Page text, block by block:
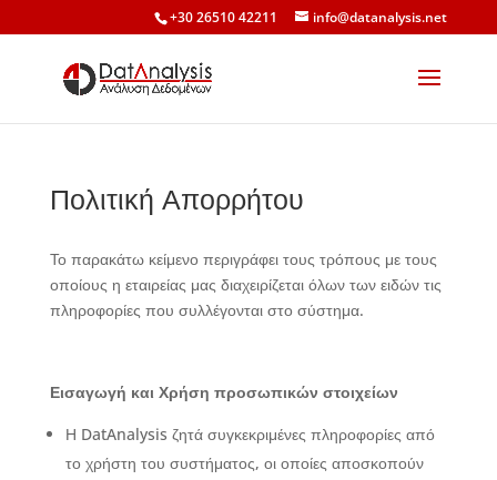
+30 26510 42211 info@datanalysis.net
Πολιτική Απορρήτου
Το παρακάτω κείμενο περιγράφει τους τρόπους με τους
οποίους η εταιρείας μας διαχειρίζεται όλων των ειδών τις
πληροφορίες που συλλέγονται στο σύστημα.
Εισαγωγή και Χρήση προσωπικών στοιχείων
Η DatAnalysis ζητά συγκεκριμένες πληροφορίες από
το χρήστη του συστήματος, οι οποίες αποσκοπούν